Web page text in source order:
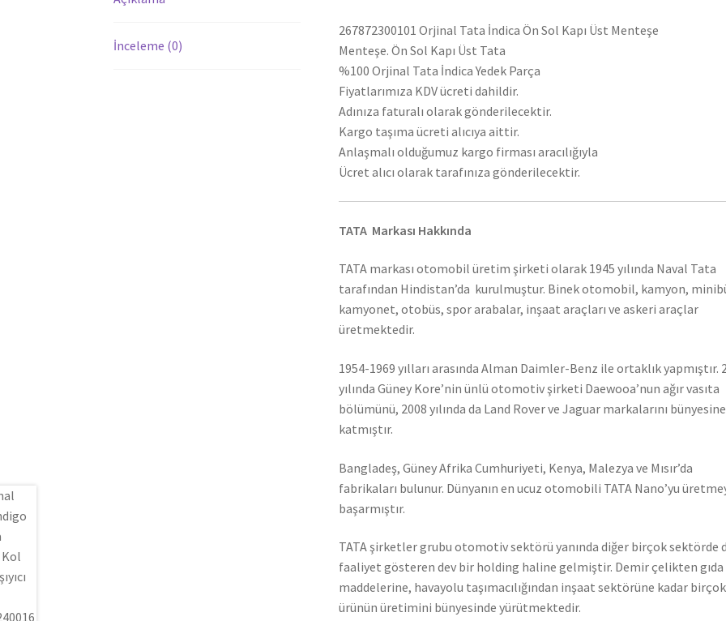
İnceleme (0)
267872300101 Orjinal Tata İndica Ön Sol Kapı Üst Menteşe
Menteşe. Ön Sol Kapı Üst Tata
%100 Orjinal Tata İndica Yedek Parça
Fiyatlarımıza KDV ücreti dahildir.
Adınıza faturalı olarak gönderilecektir.
Kargo taşıma ücreti alıcıya aittir.
Anlaşmalı olduğumuz kargo firması aracılığıyla
Ücret alıcı olarak tarafınıza gönderilecektir.
TATA Markası Hakkında
TATA markası otomobil üretim şirketi olarak 1945 yılında Naval Tata
tarafından Hindistan’da kurulmuştur. Binek otomobil, kamyon,
kamyonet, otobüs, spor arabalar, inşaat araçları ve askeri araçlar
üretmektedir.
1954-1969 yılları arasında Alman Daimler-Benz ile ortaklık yapmıştır.
yılında Güney Kore’nin ünlü otomotiv şirketi Daewooa’nun ağır vasıta
bölümünü, 2008 yılında da Land Rover ve Jaguar markalarını bünyesine
katmıştır.
Bangladeş, Güney Afrika Cumhuriyeti, Kenya, Malezya ve Mısır’da
fabrikaları bulunur. Dünyanın en ucuz otomobili TATA Nano’yu
başarmıştır.
TATA şirketler grubu otomotiv sektörü yanında diğer birçok sektörde
faaliyet gösteren dev bir holding haline gelmiştir. Demir çelikten gıda
maddelerine, havayolu taşımacılığından inşaat sektörüne kadar birçok
ürünün üretimini bünyesinde yürütmektedir.